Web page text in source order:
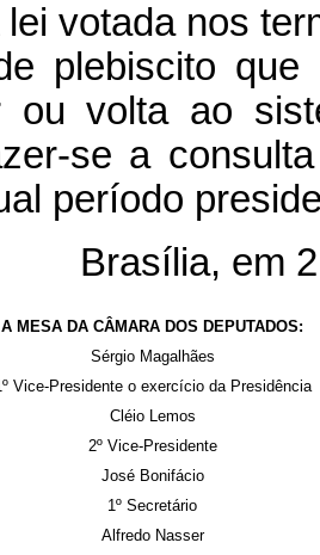
lei votada nos
plebiscito
ou volta ao
se a
período
Brasília, em
A MESA DA CÂMARA DOS DEPUTADOS:
Sérgio Magalhães
Vice-Presidente o exercício da Presidência
Cléio Lemos
2º Vice-Presidente
José Bonifácio
1º Secretário
Alfredo Nasser